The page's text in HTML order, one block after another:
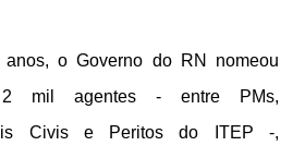
anos, o Governo do RN nomeou
2 mil agentes - entre PMs,
Civis e Peritos do ITEP -,